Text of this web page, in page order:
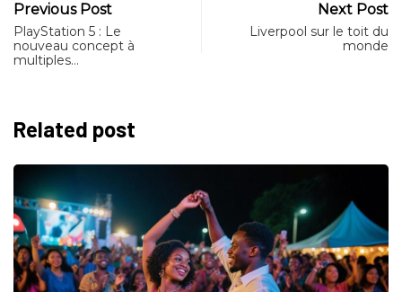
Previous Post
PlayStation 5 : Le
nouveau concept à
multiples…
Next Post
Liverpool sur le toit du
monde
Related post